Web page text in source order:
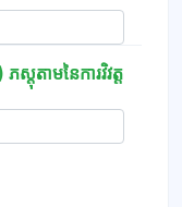
ស្ដុតាមនៃការវិវត្ត